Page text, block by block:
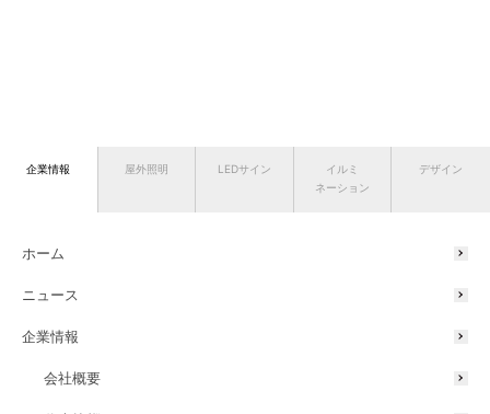
企業情報 屋外照明 LEDサイン
イルミ
ネーション
デザイン
ホーム
ニュース
企業情報
会社概要